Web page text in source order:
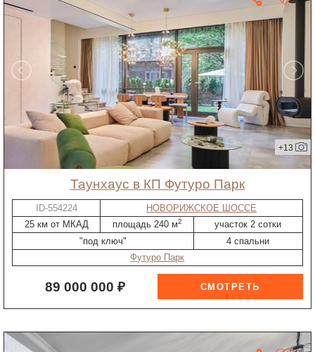
+13
таунхаус в КП Футуро Парк
ID-554224
НОВОРИЖСКОЕ ШОССЕ
25 км от МКАД
площадь 240 м2
участок 2 сотки
"под ключ"
4 спальни
Футуро Парк
89 000 000 ₽